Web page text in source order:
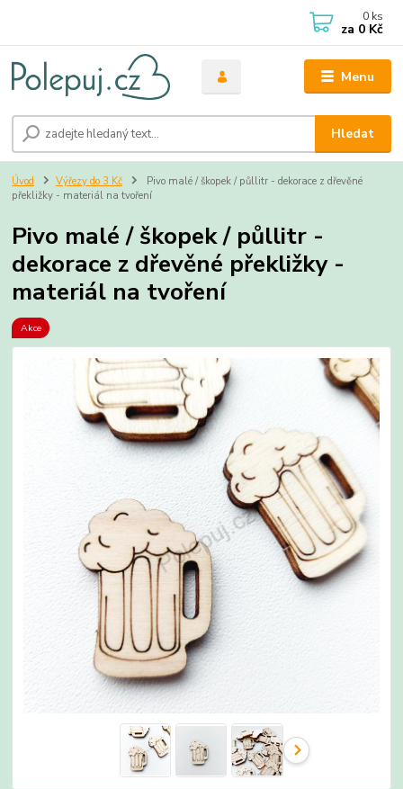
Menu
Hledat
0 ks
za 0 Kč
Úvod Výřezy do 3 Kč
Pivo malé / škopek / půllitr - dekorace z dřevěné
překližky - materiál na tvoření
Pivo malé / škopek / půllitr -
dekorace z dřevěné překližky -
materiál na tvoření
Akce